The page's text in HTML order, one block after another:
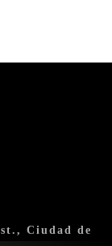
Ciudad de